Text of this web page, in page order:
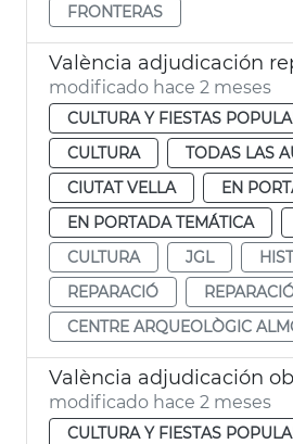
FRONTERAS
modificado hace 2 meses
CULTURA Y FIESTAS
CULTURA
TODAS LAS
CIUTAT VELLA
EN
EN PORTADA TEMÁTICA
CULTURA
JGL
REPARACIÓ
CENTRE ARQUEOLÒGIC
modificado hace 2 meses
CULTURA Y FIESTAS